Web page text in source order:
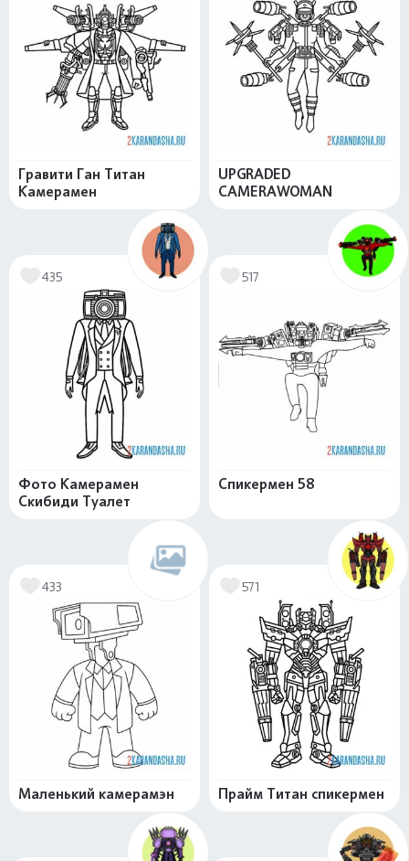
Гравити Ган Титан
Камерамен
UPGRADED
CAMERAWOMAN
435
Фото Камерамен
Скибиди Туалет
517
Спикермен 58
433
Маленький камерамэн
571
Прайм Титан спикермен